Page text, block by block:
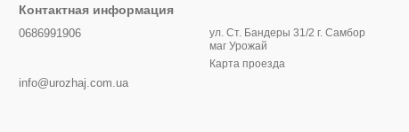
Контактная информация
0686991906
info@urozhaj.com.ua
ул. Ст. Бандеры 31/2 г. Самбор
маг Урожай
Карта проезда